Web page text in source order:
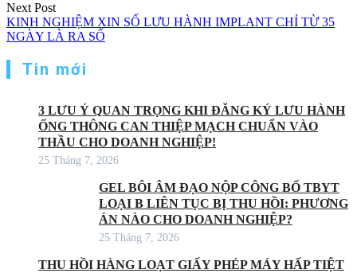
Next Post
KINH NGHIỆM XIN SỐ LƯU HÀNH IMPLANT CHỈ TỪ 35
NGÀY LÀ RA SỐ
Tin mới
3 LƯU Ý QUAN TRỌNG KHI ĐĂNG KÝ LƯU HÀNH
ỐNG THÔNG CAN THIỆP MẠCH CHUẨN VÀO
THẦU CHO DOANH NGHIỆP!
25 Tháng 7, 2026
GEL BÔI ÂM ĐẠO NỘP CÔNG BỐ TBYT
LOẠI B LIÊN TỤC BỊ THU HỒI: PHƯƠNG
ÁN NÀO CHO DOANH NGHIỆP?
25 Tháng 7, 2026
THU HỒI HÀNG LOẠT GIẤY PHÉP MÁY HẤP TIỆT